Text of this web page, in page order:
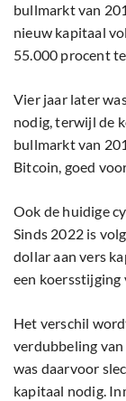
bullmarkt van
nieuw kapitaal
55.000 procent
Vier jaar later
nodig, terwijl de
bullmarkt van
Bitcoin, goed
Ook de huidige
Sinds 2022 is
dollar aan vers
een koersstijging
Het verschil
verdubbeling
was daarvoor
kapitaal nodig.